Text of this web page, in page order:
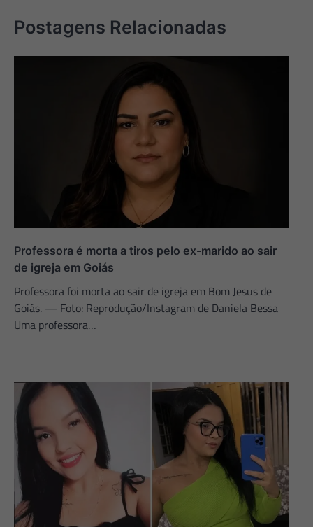
Postagens Relacionadas
Professora é morta a tiros pelo ex-marido ao sair
de igreja em Goiás
Professora foi morta ao sair de igreja em Bom Jesus de
Goiás. — Foto: Reprodução/Instagram de Daniela Bessa
Uma professora…